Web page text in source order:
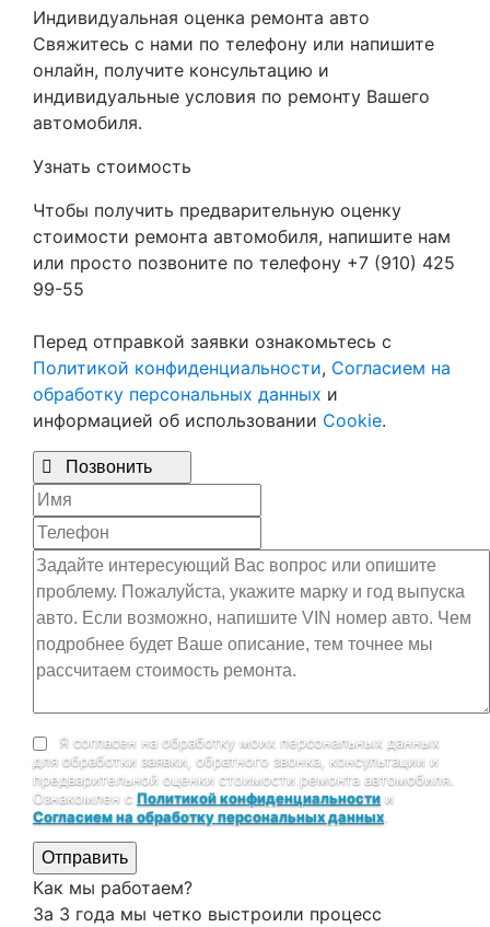
Индивидуальная оценка ремонта авто
Свяжитесь с нами по телефону или напишите
онлайн, получите консультацию и
индивидуальные условия по ремонту Вашего
автомобиля.
Узнать стоимость
Чтобы получить предварительную оценку
стоимости ремонта автомобиля, напишите нам
или просто позвоните по телефону +7 (910) 425
99-55
Перед отправкой заявки ознакомьтесь с
Политикой конфиденциальности, Согласием на
обработку персональных данных и
информацией об использовании Cookie.
 Позвонить
Я согласен на обработку моих персональных данных
для обработки заявки, обратного звонка, консультации и
предварительной оценки стоимости ремонта автомобиля.
Ознакомлен с Политикой конфиденциальности и
Согласием на обработку персональных данных
Отправить
Как мы работаем?
За 3 года мы четко выстроили процесс